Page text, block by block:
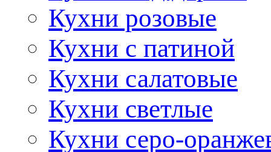
Кухни розовые
Кухни с патиной
Кухни салатовые
Кухни светлые
Кухни серо-